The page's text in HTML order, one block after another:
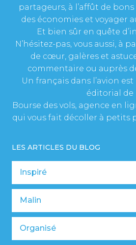
partageurs, à l’affût de
des économies et voyager
Et bien sûr en quête
N’hésitez-pas, vous aussi, à
de cœur, galères et
commentaire ou auprès
Un français dans l’avion
éditorial de
Bourse des vols, agence en
qui vous fait décoller à petits
LES ARTICLES DU BLOG
Inspiré
Malin
Organisé